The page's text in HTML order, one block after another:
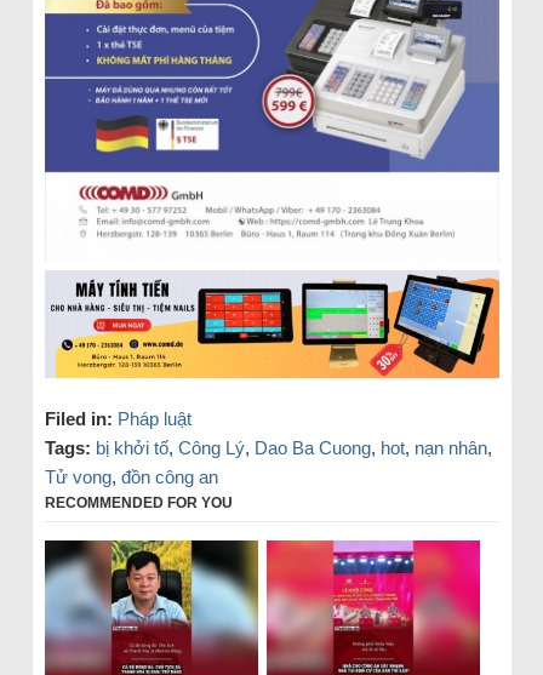
Filed in: Pháp luật
Tags: bị khởi tố, Công Lý, Dao Ba Cuong, hot, nạn nhân,
Tử vong, đồn công an
RECOMMENDED FOR YOU